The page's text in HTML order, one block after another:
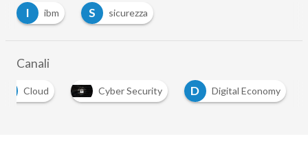
I
ibm S
sicurezza
Canali
Cloud Cyber Security D
Digital Economy